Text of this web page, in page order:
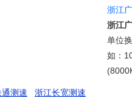
浙江
浙江
单位
如：
测速 浙江长宽测速